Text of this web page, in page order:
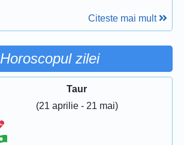
Citeste mai mult
Horoscopul zilei
Taur
(21 aprilie - 21 mai)